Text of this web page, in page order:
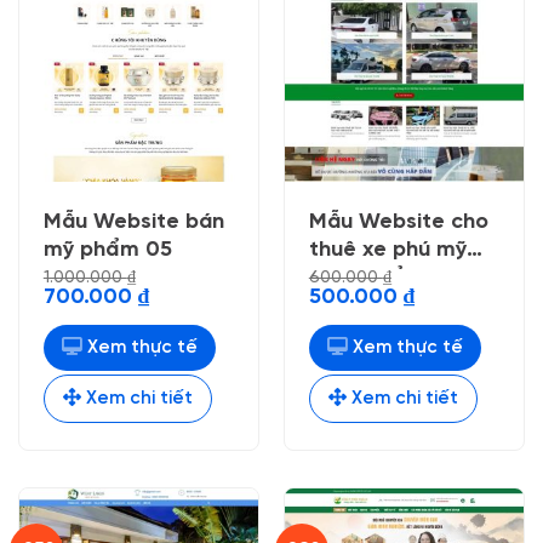
Mẫu Website bán
mỹ phẩm 05
1.000.000₫
Giá
là:
1.000.000 ₫.
700.000 ₫Giá
hiện
tại
là:
700.000 ₫.
Xem thực tế
Xem chi tiết
Mẫu Website cho
thuê xe phú mỹ
nhẹ chuẩn seo
600.000₫
Giá
là:
600.000 ₫.
500.000 ₫Giá
hiện
tại
là:
500.000 ₫.
Xem thực tế
Xem chi tiết